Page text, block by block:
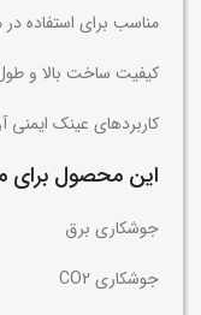
مناسب برای استفاده
کیفیت ساخت بالا و
کاربردهای عینک ایمنی آروا
این محصول برای
جوشکاری برق
جوشکاری CO2